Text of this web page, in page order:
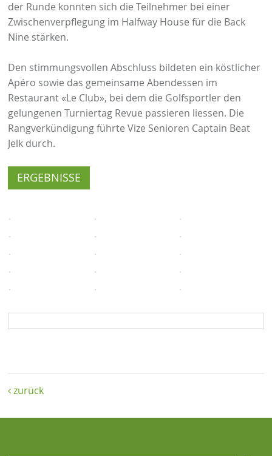
der Runde konnten sich die Teilnehmer bei einer
Zwischenverpflegung im Halfway House für die Back
Nine stärken.
Den stimmungsvollen Abschluss bildeten ein köstlicher
Apéro sowie das gemeinsame Abendessen im
Restaurant «Le Club», bei dem die Golfsportler den
gelungenen Turniertag Revue passieren liessen. Die
Rangverkündigung führte Vize Senioren Captain Beat
Jelk durch.
ERGEBNISSE
 zurück